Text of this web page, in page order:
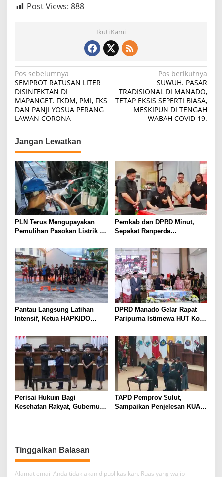
Post Views: 888
Ikuti Kami
Navigasi
pos
Pos sebelumnya
SEMPROT RATUSAN LITER
DISINFEKTAN DI
MAPANGET. FKDM, PMI, FKS
DAN PANJI YOSUA PERANG
LAWAN CORONA
Pos berikutnya
SUWUH. PASAR
TRADISIONAL DI MANADO,
TETAP EKSIS SEPERTI BIASA,
MESKIPUN DI TENGAH
WABAH COVID 19.
Jangan Lewatkan
PLN Terus Mengupayakan
Pemulihan Pasokan Listrik di
Pemkab dan DPRD Minut,
Sepakat Ranperda
Ditetapkan Menjadi Perda
Pantau Langsung Latihan
Intensif, Ketua HAPKIDO
Optimis Atlet Cetak Prestasi
di Kejurnas Bandar Lampung
DPRD Manado Gelar Rapat
Paripurna Istimewa HUT Kota
Perisai Hukum Bagi
Kesehatan Rakyat, Gubernur
TAPD Pemprov Sulut,
Sampaikan Penjelesan KUA-
Tinggalkan Balasan
Alamat email Anda tidak akan dipublikasikan. Ruas yang wajib